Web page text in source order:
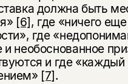
должна быть
[6], где «ничего
где
необоснованное
и где
[7].